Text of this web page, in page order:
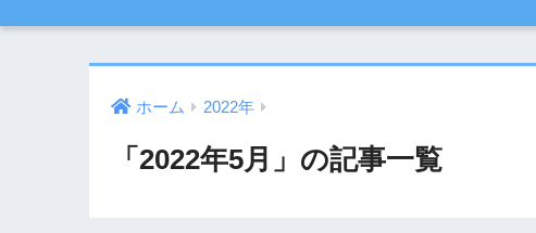
ホーム 2022年
「2022年5月」の記事一覧